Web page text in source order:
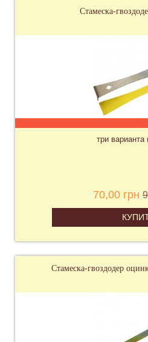
Стамеска-
три варианта
70,00 грн
Стамеска-гвоздодер